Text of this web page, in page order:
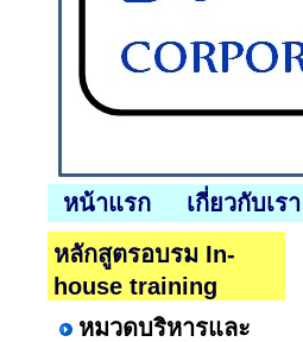
หน้าแรก เกี่ยวกับเรา
หลักสูตรอบรม In-
house training
หมวดบริหารและ